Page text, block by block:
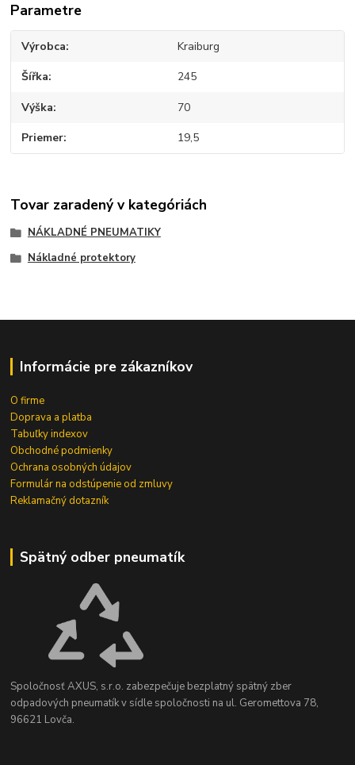
Parametre
Výrobca Kraiburg
Šířka 245
Výška 70
Priemer 19,5
Tovar zaradený v kategóriách
NÁKLADNÉ PNEUMATIKY
Nákladné protektory
Informácie pre zákazníkov
O firme
Doprava a platba
Tabuľky indexov
Obchodné podmienky
Ochrana osobných údajov
Formulár na odstúpenie od zmluvy
Reklamačný dotazník
Spätný odber pneumatík
Spoločnosť AXUS, s.r.o. zabezpečuje bezplatný spätný zber
odpadových pneumatík v sídle spoločnosti na ul. Geromettova 78,
96621 Lovča.